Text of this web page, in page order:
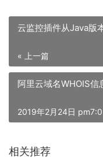
云监控插件从Java版
« 上一篇
阿里云域名WHOIS信
2019年2月24日
相关推荐